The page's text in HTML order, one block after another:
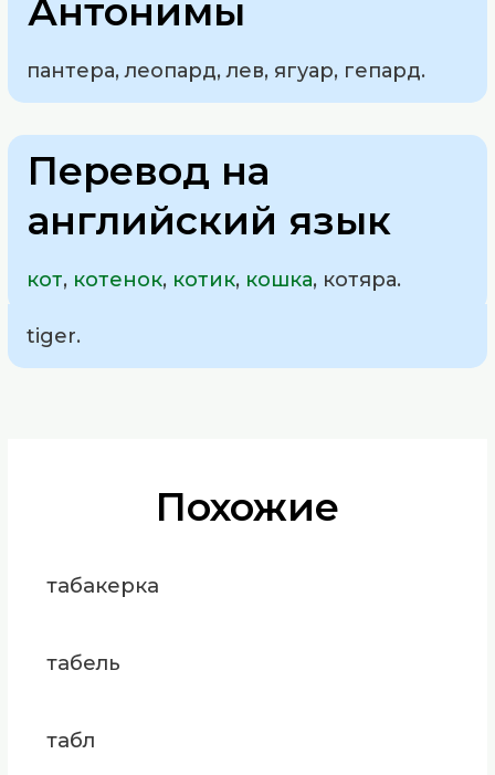
Антонимы
пантера, леопард, лев, ягуар, гепард.
Перевод на
английский язык
кот, котенок, котик, кошка, котяра.
tiger.
Похожие
табакерка
табель
табл